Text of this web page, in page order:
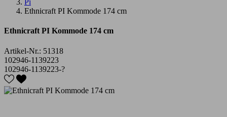
Pi
Ethnicraft PI Kommode 174 cm
Ethnicraft PI Kommode 174 cm
Artikel-Nr.: 51318
102946-1139223
102946-1139223-?